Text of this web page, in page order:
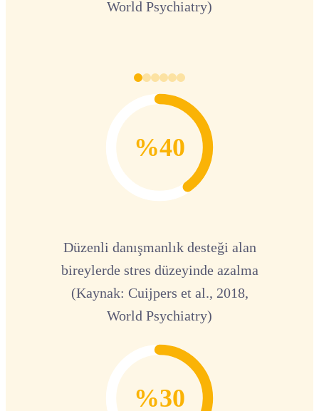
World Psychiatry)
%40
Düzenli danışmanlık desteği alan
bireylerde stres düzeyinde azalma
(Kaynak: Cuijpers et al., 2018,
World Psychiatry)
%30